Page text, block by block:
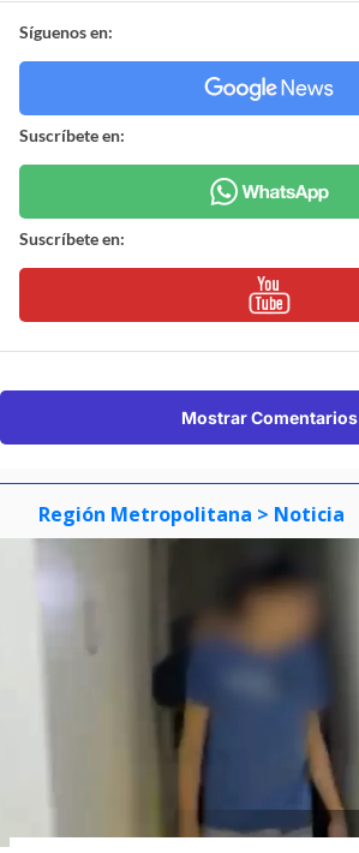
Síguenos en:
Suscríbete en:
Suscríbete en:
Mostrar Comentarios
Región Metropolitana > Noticia